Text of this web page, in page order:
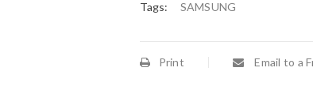
Tags: SAMSUNG
Print Email to a